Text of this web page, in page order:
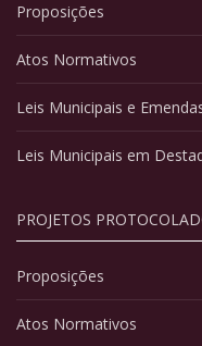
Proposições
Atos Normativos
Leis Municipais e
Leis Municipais em
PROJETOS
Proposições
Atos Normativos